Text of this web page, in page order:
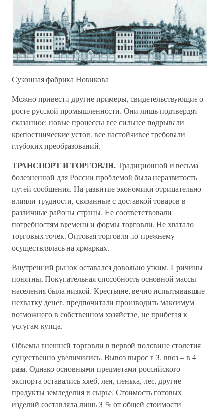
Суконная фабрика Новикова
Можно привести другие примеры, свидетельствующие о
росте русской промышленности. Они лишь подтвердят
сказанное: новые процессы все сильнее подрывали
крепостнические устои, все настойчивее требовали
глубоких преобразований.
ТРАНСПОРТ И ТОРГОВЛЯ.Традиционной и весьма
болезненной для России проблемой была неразвитость
путей сообщения. На развитие экономики отрицательно
влияли трудности, связанные с доставкой товаров в
различные районы страны. Не соответствовали
потребностям времени и формы торговли. Не хватало
торговых точек. Оптовая торговля по-прежнему
осуществлялась на ярмарках.
Внутренний рынок оставался довольно узким. Причины
понятны. Покупательная способность основной массы
населения была низкой. Крестьяне, вечно испытывавшие
нехватку денег, предпочитали производить максимум
возможного в собственном хозяйстве, не прибегая к
услугам купца.
Объемы внешней торговли в первой половине столетия
существенно увеличились. Вывоз вырос в 3, ввоз – в 4
раза. Однако основными предметами российского
экспорта оставались хлеб, лен, пенька, лес, другие
продукты земледелия и сырье. Стоимость готовых
изделий составляла лишь 3 % от общей стоимости